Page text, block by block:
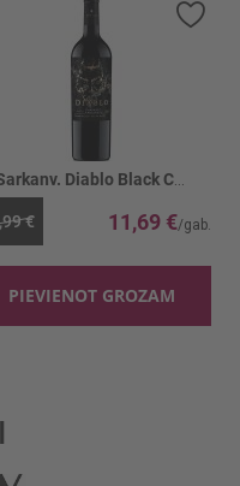
vēlmju sarakstam
€ 11,69 €
PIEVIENOT GROZAM